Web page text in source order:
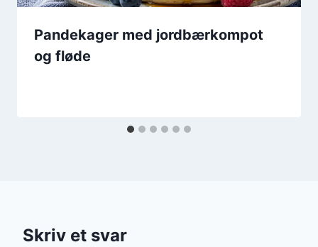
Pandekager med jordbærkompot
og fløde
Skriv et svar